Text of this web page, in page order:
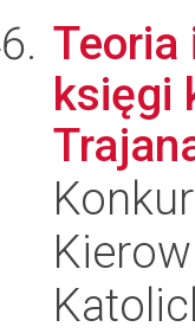
Teoria
księgi